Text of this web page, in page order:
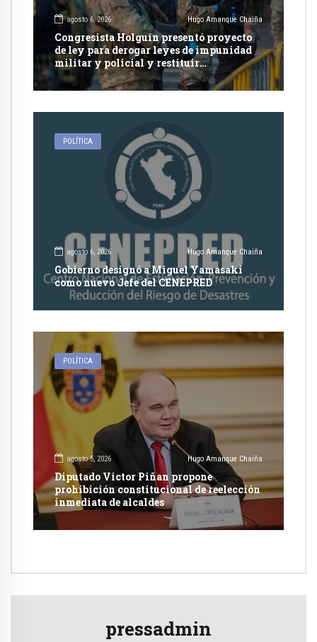
agosto 6, 2026 Hugo Amanque Chaiña
Congresista Holguín presentó proyecto
de ley para derogar leyes de impunidad
militar y policial y restituir
competencia de justicia ordinaria
POLÍTICA
agosto 6, 2026 Hugo Amanque Chaiña
Gobierno designó a Miguel Yamasaki
como nuevo Jefe del CENEPRED
POLÍTICA
agosto 5, 2026 Hugo Amanque Chaiña
Diputado Victor Piñan propone
prohibición constitucional de reelección
inmediata de alcaldes
pressadmin